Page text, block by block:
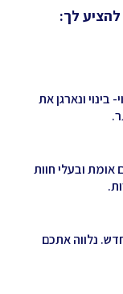
לך:
תמ"א 38 או פינוי- בינוי ונארגן את
אומת ובעלי חוות
נלווה אתכם